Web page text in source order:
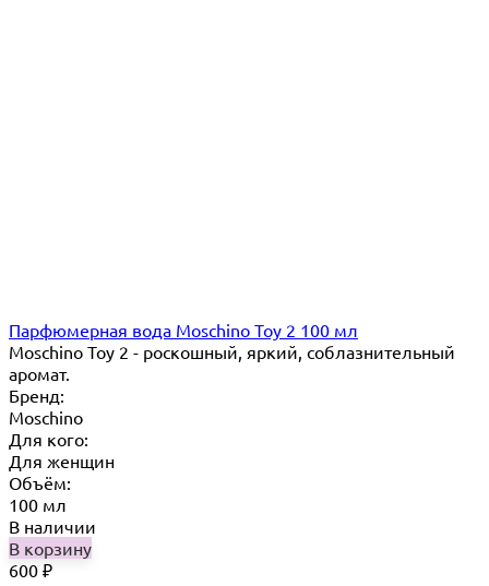
Парфюмерная вода Moschino Toy 2 100 мл
Moschino Toy 2 - роскошный, яркий, соблазнительный
аромат.
Бренд:
Moschino
Для кого:
Для женщин
Объём:
100 мл
В наличии
В корзину
600 ₽